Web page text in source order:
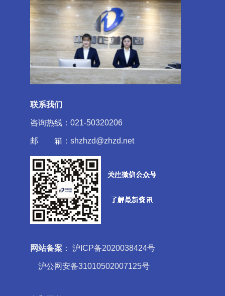
联系我们
咨询热线：021-50320206
邮 箱：shzhzd@zhzd.net
网站备案 ： 沪ICP备2020038424号
沪公网安备31010502007125号